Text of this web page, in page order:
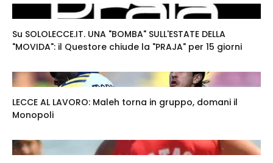
Su SOLOLECCE.IT. UNA "BOMBA" SULL'ESTATE DELLA
"MOVIDA": il Questore chiude la "PRAJA" per 15 giorni
LECCE AL LAVORO: Maleh torna in gruppo, domani il
Monopoli